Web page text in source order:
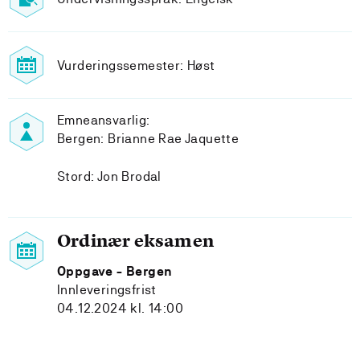
Vurderingssemester: Høst
Emneansvarlig:
Bergen: Brianne Rae Jaquette
Stord: Jon Brodal
Ordinær eksamen
Oppgave - Bergen
Innleveringsfrist
04.12.2024 kl. 14:00